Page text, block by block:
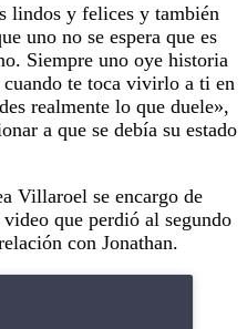
lindos y felices y también
uno no se espera que es
Siempre uno oye historia
cuando te toca vivirlo a ti en
realmente lo que duele»,
a que se debía su estado
Villaroel se encargo de
que perdió al segundo
con Jonathan.